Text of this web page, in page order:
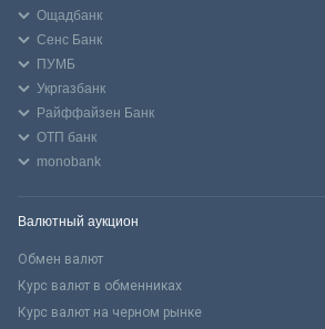
Ощадбанк
Сенс Банк
ПУМБ
Укргазбанк
Райффайзен Банк
ОТП банк
monobank
Валютный аукцион
Обмен валют
Курс валют в обменниках
Курс валют на черном рынке